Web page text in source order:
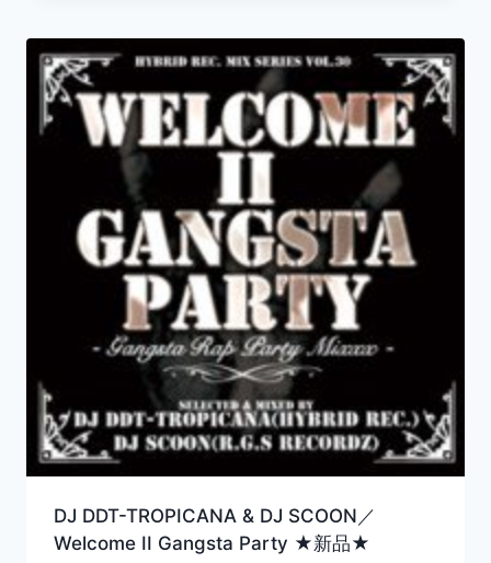
DJ DDT-TROPICANA & DJ SCOON／
Welcome II Gangsta Party ★新品★